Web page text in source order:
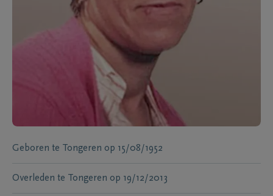
Geboren te Tongeren op 15/08/1952
Overleden te Tongeren op 19/12/2013